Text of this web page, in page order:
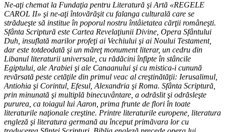
Ne-aţi chemat la Fundaţia pentru Literatură şi Artă «REGELE
CAROL II» şi ne-aţi întovărăşit cu falanga culturală care se
strădueşte să institue în poporul nostru întâietatea cărţii româneşti.
Sfânta Scriptură este Cartea Revelaţiunii Divine, Opera Sfântului
Duh, insuflată marilor profeţi ai Vechiului şi ai Noului Testament,
dar este totdeodată şi un măreţ monument literar, un cedru din
Libanul literaturii universale, cu rădăcini înfipte în stâncile
Egiptului, ale Arabiei şi ale Canaanului şi cu mistica-i cunună
revărsată peste cetăţile din primul veac al creştinătăţii: Ierusalimul,
Antiohia şi Corintul, Efesul, Alexandria şi Roma. Sfânta Scriptură,
prin minunată şi multiplă binecuvântare, a odrăslit şi odrăsleşte
pururea, ca toiagul lui Aaron, prima frunte de flori în toate
literaturile naţionale creştine. Printre literaturile europene, literatura
engleză şi literatura germană au început primăvara lor cu